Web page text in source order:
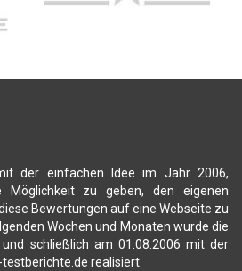
der einfachen Idee im Jahr 2006,
Möglichkeit zu geben, den eigenen
Bewertungen auf eine Webseite zu
Wochen und Monaten wurde die
schließlich am 01.08.2006 mit der
realisiert.